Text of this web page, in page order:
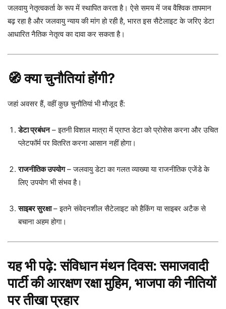
जलवायु नेतृत्वकर्ता के रूप में स्थापित करता है। ऐसे समय में जब वैश्विक तापमान
बढ़ रहा है और जलवायु न्याय की मांग हो रही है, भारत इस सैटेलाइट के जरिए डेटा
आधारित नैतिक नेतृत्व का दावा कर सकता है।
🧭 क्या चुनौतियां होंगी?
जहां अवसर हैं, वहीं कुछ चुनौतियां भी मौजूद हैं:
डेटा प्रबंधन– इतनी विशाल मात्रा में प्राप्त डेटा को प्रोसेस करना और उचित
प्लेटफॉर्म पर वितरित करना आसान नहीं होगा।
राजनीतिक उपयोग– जलवायु डेटा का गलत व्याख्या या राजनीतिक एजेंडे के
लिए उपयोग भी संभव है।
साइबर सुरक्षा– इतने संवेदनशील सैटेलाइट को हैकिंग या साइबर अटैक से
बचाना अहम होगा।
यह भी पढ़े:संविधान मंथन दिवस: समाजवादी
पार्टी की आरक्षण रक्षा मुहिम, भाजपा की नीतियों
पर तीखा प्रहार